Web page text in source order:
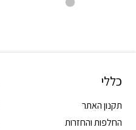
כללי
תקנון האתר
החלפות והחזרות